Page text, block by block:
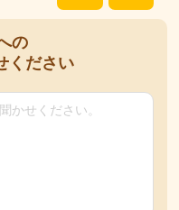
の
ください